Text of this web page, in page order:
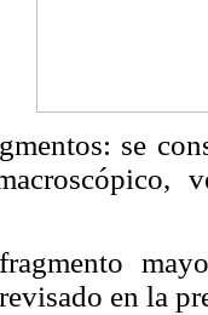
se
en la